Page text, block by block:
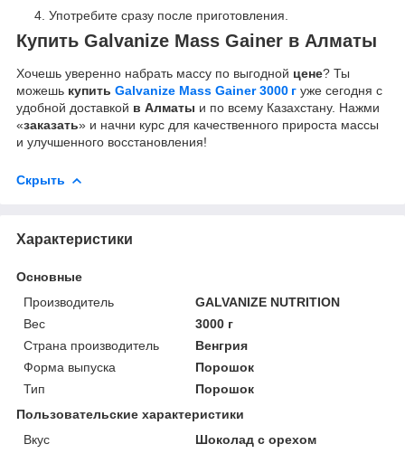
Употребите сразу после приготовления.
Купить Galvanize Mass Gainer в Алматы
Хочешь уверенно набрать массу по выгодной цене? Ты
можешь купить Galvanize Mass Gainer 3000 г уже сегодня с
удобной доставкой в Алматы и по всему Казахстану. Нажми
«заказать» и начни курс для качественного прироста массы
и улучшенного восстановления!
Скрыть
Характеристики
Основные
Производитель
GALVANIZE NUTRITION
Вес
3000 г
Страна производитель
Венгрия
Форма выпуска
Порошок
Тип
Порошок
Пользовательские характеристики
Вкус
Шоколад с орехом